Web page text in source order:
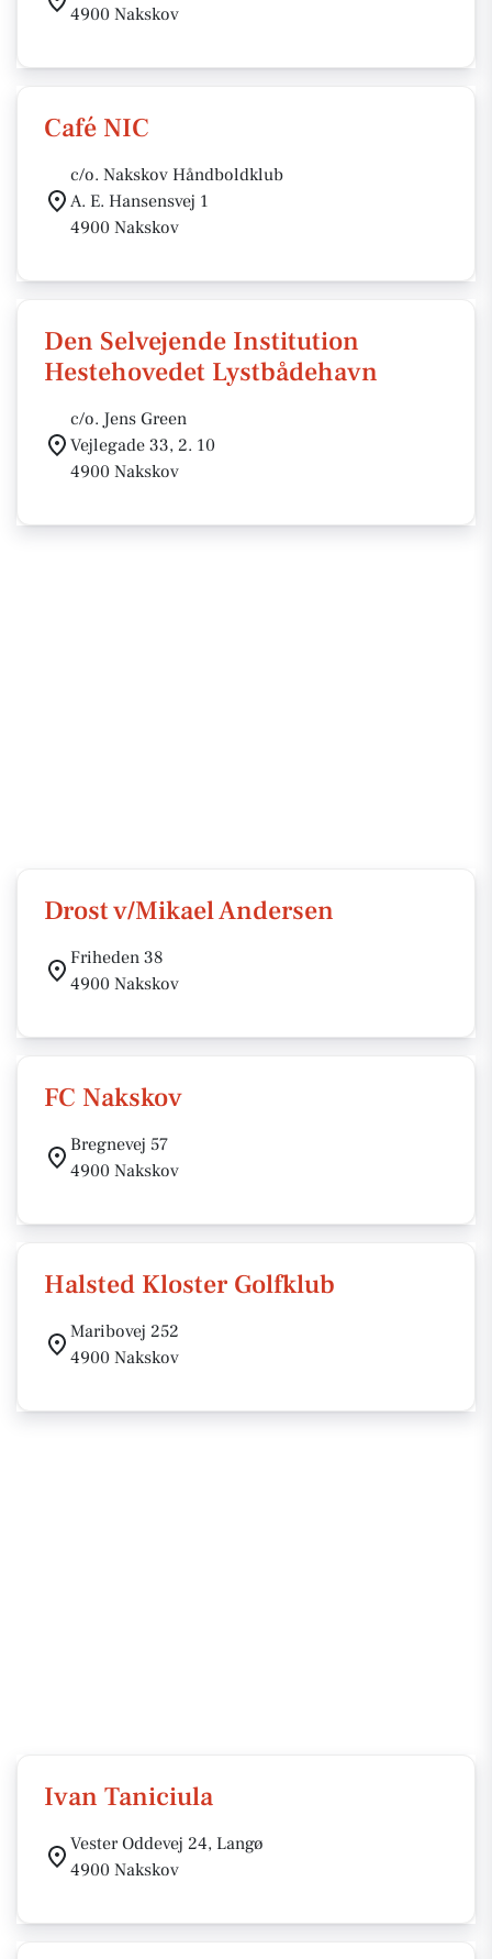
4900 Nakskov
Café NIC
c/o. Nakskov Håndboldklub
A. E. Hansensvej 1
4900 Nakskov
Den Selvejende Institution
Hestehovedet Lystbådehavn
c/o. Jens Green
Vejlegade 33, 2. 10
4900 Nakskov
Drost v/Mikael Andersen
Friheden 38
4900 Nakskov
FC Nakskov
Bregnevej 57
4900 Nakskov
Halsted Kloster Golfklub
Maribovej 252
4900 Nakskov
Ivan Taniciula
Vester Oddevej 24, Langø
4900 Nakskov